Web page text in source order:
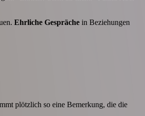
Ehrliche Gespräche in Beziehungen
plötzlich so eine Bemerkung, die die